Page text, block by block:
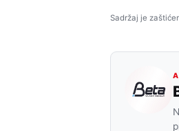
Sadržaj je